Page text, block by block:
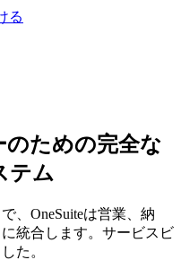
る
ための完全な
テム
、OneSuiteは営業、納
統合します。サービスビ
た。